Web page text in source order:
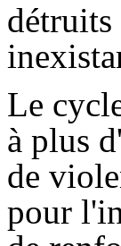
Le
à plus
de
pour